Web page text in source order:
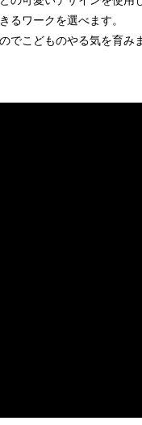
るワークを選べます。
でこどものやる気を育み